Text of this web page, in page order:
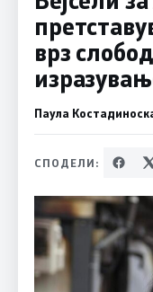
врз
Паула
СПОДЕЛИ: